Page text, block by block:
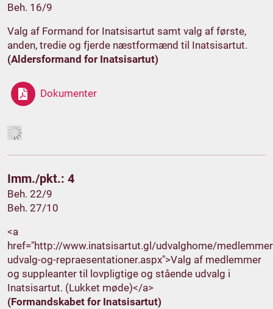
Beh. 16/9
Valg af Formand for Inatsisartut samt valg af første,
anden, tredie og fjerde næstformænd til Inatsisartut.
(Aldersformand for Inatsisartut)
Dokumenter
Imm./pkt.: 4
Beh. 22/9
Beh. 27/10
<a
href="http://www.inatsisartut.gl/udvalghome/
udvalg-og-repraesentationer.aspx">Valg af medlemmer
og suppleanter til lovpligtige og stående udvalg i
Inatsisartut. (Lukket møde)</a>
(Formandskabet for Inatsisartut)